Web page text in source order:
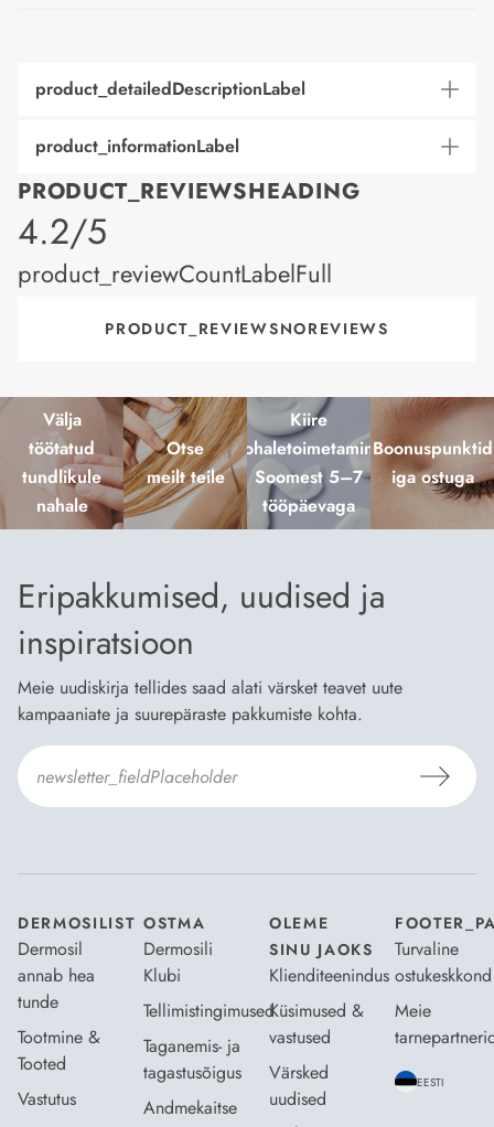
product_detailedDescriptionLabel
product_informationLabel
PRODUCT_REVIEWSHEADING
product_rating
4.2/5
product_reviewCountLabelFull
PRODUCT_REVIEWSNOREVIEWS
Välja
töötatud
tundlikule
nahale
Otse
meilt teile
Kiire
kohaletoimetamine
Soomest 5–7
tööpäevaga
Boonuspunktid
iga ostuga
Eripakkumised, uudised ja
inspiratsioon
Meie uudiskirja tellides saad alati värsket teavet uute
kampaaniate ja suurepäraste pakkumiste kohta.
DERMOSILIST
Dermosil
annab hea
tunde
Tootmine &
Tooted
Vastutus
OSTMA
Dermosili
Klubi
Tellimistingimused
Taganemis- ja
tagastusõigus
Andmekaitse
OLEME
SINU JAOKS
Klienditeenindus
Küsimused &
vastused
Värsked
uudised
Turvaline
ostukeskkond
Meie
EESTI